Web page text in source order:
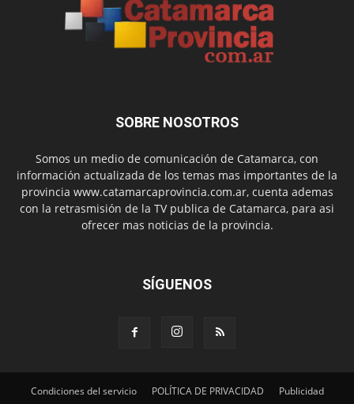
SOBRE NOSOTROS
Somos un medio de comunicación de Catamarca, con
información actualizada de los temas mas importantes de la
provincia www.catamarcaprovincia.com.ar, cuenta ademas
con la retrasmisión de la TV publica de Catamarca, para asi
ofrecer mas noticias de la provincia.
SÍGUENOS
Condiciones del servicio POLÍTICA DE PRIVACIDAD Publicidad